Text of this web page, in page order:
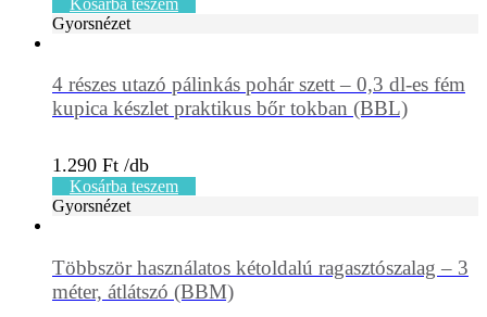
Gyorsnézet
4 részes utazó pálinkás pohár szett – 0,3 dl-es fém
kupica készlet praktikus bőr tokban (BBL)
1.290 Ft
Kosárba teszem
Gyorsnézet
Többször használatos kétoldalú ragasztószalag – 3
méter, átlátszó (BBM)